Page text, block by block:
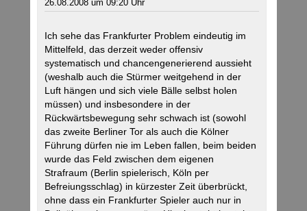
26.08.2008 um 09:20 Uhr
Ich sehe das Frankfurter Problem eindeutig im
Mittelfeld, das derzeit weder offensiv
systematisch und chancengenerierend aussieht
(weshalb auch die Stürmer weitgehend in der
Luft hängen und sich viele Bälle selbst holen
müssen) und insbesondere in der
Rückwärtsbewegung sehr schwach ist (sowohl
das zweite Berliner Tor als auch die Kölner
Führung dürfen nie im Leben fallen, beim beiden
wurde das Feld zwischen dem eigenen
Strafraum (Berlin spielerisch, Köln per
Befreiungsschlag) in kürzester Zeit überbrückt,
ohne dass ein Frankfurter Spieler auch nur in